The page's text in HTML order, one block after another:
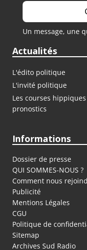
Un message, une
Actualités
L'édito politique
L'invité politique
Les courses
pronostics
Informations
Dossier de presse
QUI SOMMES-NOUS ?
Comment nous
Publicité
Mentions Légales
CGU
Politique de
Sitemap
Archives Sud Radio